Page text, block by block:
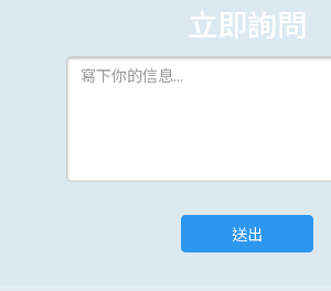
立即詢問
送出